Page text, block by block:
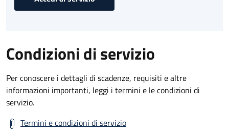
Condizioni di servizio
Per conoscere i dettagli di scadenze, requisiti e altre
informazioni importanti, leggi i termini e le condizioni di
servizio.
Termini e condizioni di servizio